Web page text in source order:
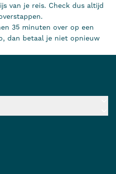
van je reis. Check dus altijd
35 minuten over op een
dan betaal je niet opnieuw